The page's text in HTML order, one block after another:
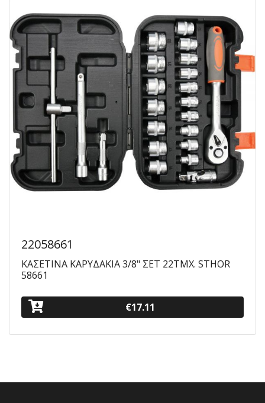
22058661
ΚΑΣΕΤΙΝΑ ΚΑΡYΔΑΚΙΑ 3/8" ΣΕΤ 22ΤΜΧ. STHOR
58661
€17.11